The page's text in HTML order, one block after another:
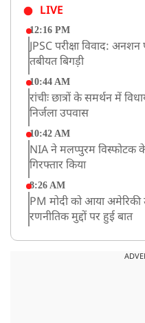
LIVE
12:16 PM
JPSC परीक्षा विवाद:
तबीयत बिगड़ी
10:44 AM
रांचीः छात्रों के समर्थन में
निर्जला उपवास
10:42 AM
NIA ने मलप्पुरम विस्फोटक
गिरफ्तार किया
8:26 AM
PM मोदी को आया अमेरिकी
रणनीतिक मुद्दों पर हुई बात
रांची: छात्रों और झारखंड